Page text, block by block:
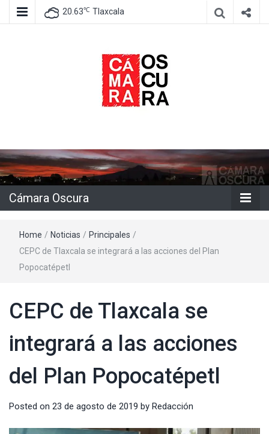
20.63℃ Tlaxcala
Cámara
Oscura
Cámara Oscura
Home / Noticias / Principales /
CEPC de Tlaxcala se integrará a las acciones del Plan
Popocatépetl
CEPC de Tlaxcala se
integrará a las acciones
del Plan Popocatépetl
Posted on 23 de agosto de 2019 by Redacción